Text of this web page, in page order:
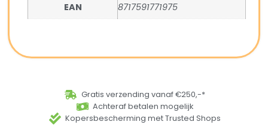
EAN
8717591771975
Gratis verzending vanaf €250,-*
Achteraf betalen mogelijk
Kopersbescherming met Trusted Shops